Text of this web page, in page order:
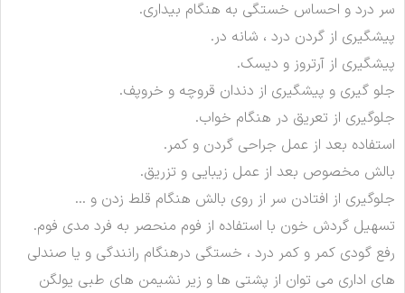
سر درد و احساس خستگی به هنگام بیداری.
پیشگیری از گردن درد ، شانه در.
پیشگیری از آرتروز و دیسک.
جلو گیری و پیشگیری از دندان قروچه و خروپف.
جلوگیری از تعریق در هنگام خواب.
استفاده بعد از عمل جراحی گردن و کمر.
بالش مخصوص بعد از عمل زیبایی و تزریق.
جلوگیری از افتادن سر از روی بالش هنگام قلط زدن و …
تسهیل گردش خون با استفاده از فوم منحصر به فرد مدی فوم.
رفع گودی کمر و کمر درد ، خستگی درهنگام رانندگی و یا صندلی
های اداری می توان از پشتی ها و زیر نشیمن های طبی یولگن